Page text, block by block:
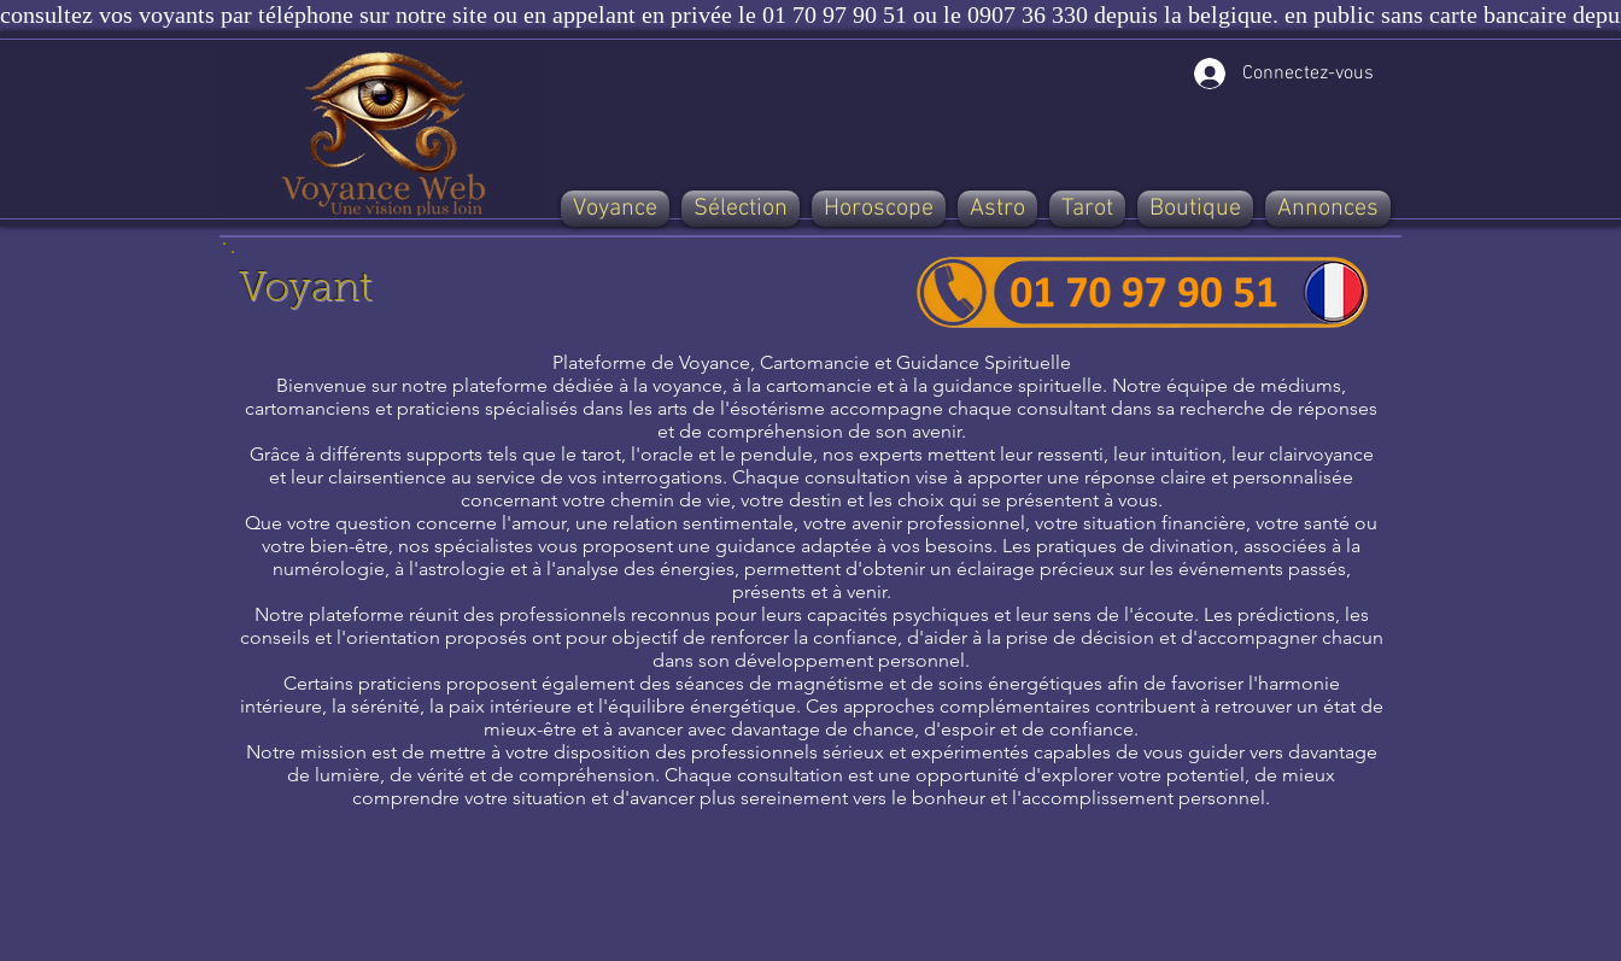
consultez vos voyants par téléphone sur notre site ou en appelant en privée le 01 70 97 90 51 ou le 0907 36 330 depuis la belgique. en public sans carte bancaire
Connectez-vous
Voyance Sélection Horoscope Astro Tarot Boutique Annonces
Voyant
Plateforme de Voyance, Cartomancie et Guidance Spirituelle
Bienvenue sur notre plateforme dédiée à la voyance, à la cartomancie et à la guidance spirituelle. Notre équipe de médiums,
cartomanciens et praticiens spécialisés dans les arts de l'ésotérisme accompagne chaque consultant dans sa recherche de réponses
et de compréhension de son avenir.
Grâce à différents supports tels que le tarot, l'oracle et le pendule, nos experts mettent leur ressenti, leur intuition, leur clairvoyance
et leur clairsentience au service de vos interrogations. Chaque consultation vise à apporter une réponse claire et personnalisée
concernant votre chemin de vie, votre destin et les choix qui se présentent à vous.
Que votre question concerne l'amour, une relation sentimentale, votre avenir professionnel, votre situation financière, votre santé ou
votre bien-être, nos spécialistes vous proposent une guidance adaptée à vos besoins. Les pratiques de divination, associées à la
numérologie, à l'astrologie et à l'analyse des énergies, permettent d'obtenir un éclairage précieux sur les événements passés,
présents et à venir.
Notre plateforme réunit des professionnels reconnus pour leurs capacités psychiques et leur sens de l'écoute. Les prédictions, les
conseils et l'orientation proposés ont pour objectif de renforcer la confiance, d'aider à la prise de décision et d'accompagner chacun
dans son développement personnel.
Certains praticiens proposent également des séances de magnétisme et de soins énergétiques afin de favoriser l'harmonie
intérieure, la sérénité, la paix intérieure et l'équilibre énergétique. Ces approches complémentaires contribuent à retrouver un état de
mieux-être et à avancer avec davantage de chance, d'espoir et de confiance.
Notre mission est de mettre à votre disposition des professionnels sérieux et expérimentés capables de vous guider vers davantage
de lumière, de vérité et de compréhension. Chaque consultation est une opportunité d'explorer votre potentiel, de mieux
comprendre votre situation et d'avancer plus sereinement vers le bonheur et l'accomplissement personnel.